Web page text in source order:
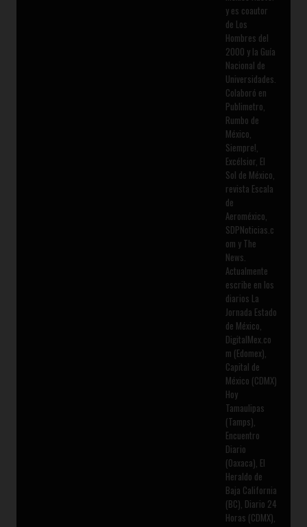
y es coautor
de Los
Hombres del
2000 y la Guía
Nacional de
Universidades.
Colaboró en
Publimetro,
Rumbo de
México,
Siempre!,
Excélsior, El
Sol de México,
revista Escala
de
Aeroméxico,
SDPNoticias.c
om y The
News.
Actualmente
escribe en los
diarios La
Jornada Estado
de México,
DigitalMex.co
m (Edomex),
Capital de
México (CDMX)
Hoy
Tamaulipas
(Tamps),
Encuentro
Diario
(Oaxaca), El
Heraldo de
Baja California
(BC), Diario 24
Horas (CDMX),